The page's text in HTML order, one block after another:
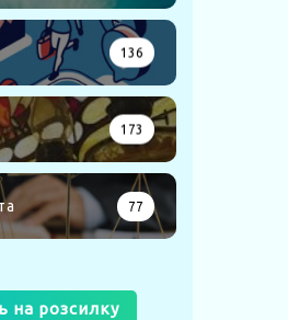
136
173
77
на розсилку